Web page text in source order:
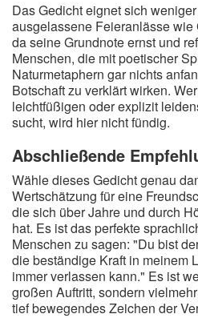
Das Gedicht eignet sich
ausgelassene Feieranlässe wie
da seine Grundnote ernst und
Menschen, die mit poetischer
Naturmetaphern gar nichts
Botschaft zu verklärt wirken.
leichtfüßigen oder explizit
sucht, wird hier nicht fündig.
Abschließende
Wähle dieses Gedicht genau
Wertschätzung für eine
die sich über Jahre und durch
hat. Es ist das perfekte
Menschen zu sagen: "Du bist
die beständige Kraft in meinem
immer verlassen kann." Es ist
großen Auftritt, sondern
tief bewegendes Zeichen der